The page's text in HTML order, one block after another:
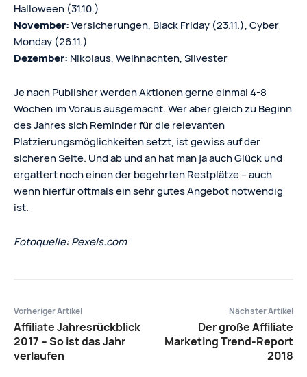
Halloween (31.10.)
November:Versicherungen, Black Friday (23.11.), Cyber
Monday (26.11.)
Dezember: Nikolaus, Weihnachten, Silvester
Je nach Publisher werden Aktionen gerne einmal 4-8
Wochen im Voraus ausgemacht. Wer aber gleich zu Beginn
des Jahres sich Reminder für die relevanten
Platzierungsmöglichkeiten setzt, ist gewiss auf der
sicheren Seite. Und ab und an hat man ja auch Glück und
ergattert noch einen der begehrten Restplätze – auch
wenn hierfür oftmals ein sehr gutes Angebot notwendig
ist.
Fotoquelle: Pexels.com
Vorheriger Artikel
Affiliate Jahresrückblick
2017 – So ist das Jahr
verlaufen
Nächster Artikel
Der große Affiliate
Marketing Trend-Report
2018